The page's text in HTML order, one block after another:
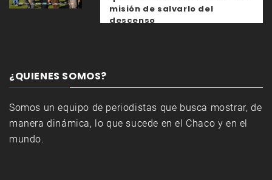
misión de salvarlo del
descenso
¿QUIENES SOMOS?
Somos un equipo de periodistas que busca mostrar, de
manera dinámica, lo que sucede en el Chaco y en el
mundo.